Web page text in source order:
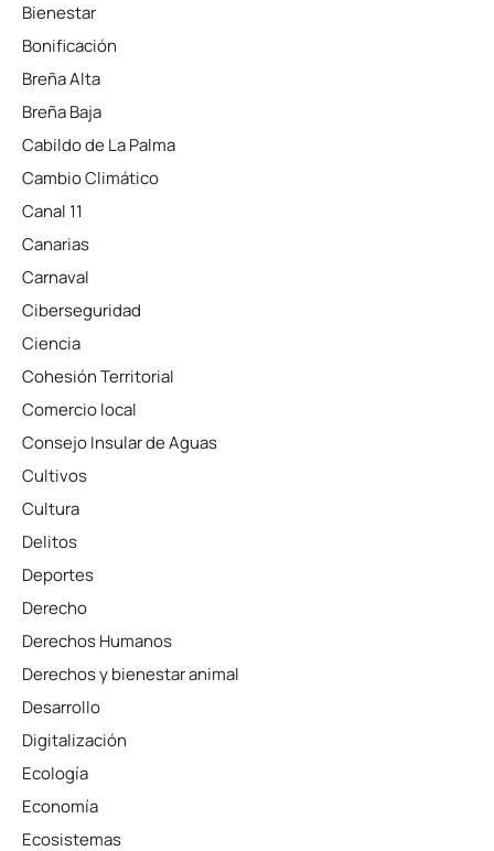
Bienestar
Bonificación
Breña Alta
Breña Baja
Cabildo de La Palma
Cambio Climático
Canal 11
Canarias
Carnaval
Ciberseguridad
Ciencia
Cohesión Territorial
Comercio local
Consejo Insular de Aguas
Cultivos
Cultura
Delitos
Deportes
Derecho
Derechos Humanos
Derechos y bienestar animal
Desarrollo
Digitalización
Ecología
Economía
Ecosistemas